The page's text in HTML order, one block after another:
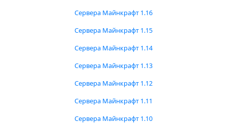
Сервера Майнкрафт 1.16
Сервера Майнкрафт 1.15
Сервера Майнкрафт 1.14
Сервера Майнкрафт 1.13
Сервера Майнкрафт 1.12
Сервера Майнкрафт 1.11
Сервера Майнкрафт 1.10